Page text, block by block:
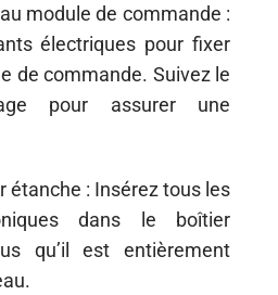
module de commande :
électriques pour fixer
de commande. Suivez le
pour assurer une
étanche : Insérez tous les
dans le boîtier
qu’il est entièrement